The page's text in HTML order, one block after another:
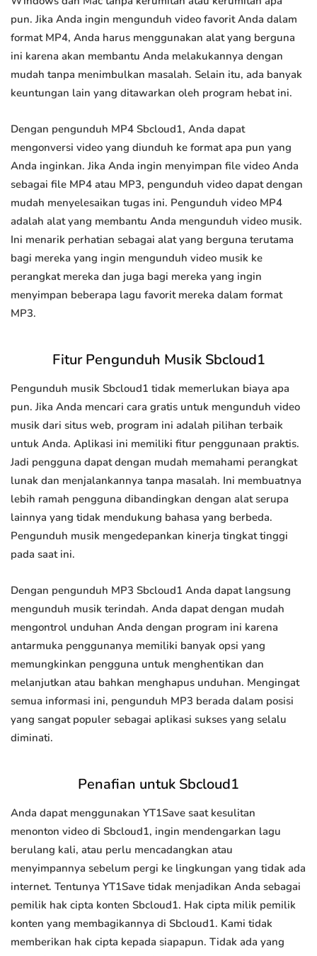
pun. Jika Anda ingin mengunduh video favorit Anda dalam
format MP4, Anda harus menggunakan alat yang berguna
ini karena akan membantu Anda melakukannya dengan
mudah tanpa menimbulkan masalah. Selain itu, ada banyak
keuntungan lain yang ditawarkan oleh program hebat ini.
Dengan pengunduh MP4 Sbcloud1, Anda dapat
mengonversi video yang diunduh ke format apa pun yang
Anda inginkan. Jika Anda ingin menyimpan file video Anda
sebagai file MP4 atau MP3, pengunduh video dapat dengan
mudah menyelesaikan tugas ini. Pengunduh video MP4
adalah alat yang membantu Anda mengunduh video musik.
Ini menarik perhatian sebagai alat yang berguna terutama
bagi mereka yang ingin mengunduh video musik ke
perangkat mereka dan juga bagi mereka yang ingin
menyimpan beberapa lagu favorit mereka dalam format
MP3.
Fitur Pengunduh Musik Sbcloud1
Pengunduh musik Sbcloud1 tidak memerlukan biaya apa
pun. Jika Anda mencari cara gratis untuk mengunduh video
musik dari situs web, program ini adalah pilihan terbaik
untuk Anda. Aplikasi ini memiliki fitur penggunaan praktis.
Jadi pengguna dapat dengan mudah memahami perangkat
lunak dan menjalankannya tanpa masalah. Ini membuatnya
lebih ramah pengguna dibandingkan dengan alat serupa
lainnya yang tidak mendukung bahasa yang berbeda.
Pengunduh musik mengedepankan kinerja tingkat tinggi
pada saat ini.
Dengan pengunduh MP3 Sbcloud1 Anda dapat langsung
mengunduh musik terindah. Anda dapat dengan mudah
mengontrol unduhan Anda dengan program ini karena
antarmuka penggunanya memiliki banyak opsi yang
memungkinkan pengguna untuk menghentikan dan
melanjutkan atau bahkan menghapus unduhan. Mengingat
semua informasi ini, pengunduh MP3 berada dalam posisi
yang sangat populer sebagai aplikasi sukses yang selalu
diminati.
Penafian untuk Sbcloud1
Anda dapat menggunakan YT1Save saat kesulitan
menonton video di Sbcloud1, ingin mendengarkan lagu
berulang kali, atau perlu mencadangkan atau
menyimpannya sebelum pergi ke lingkungan yang tidak ada
internet. Tentunya YT1Save tidak menjadikan Anda sebagai
pemilik hak cipta konten Sbcloud1. Hak cipta milik pemilik
konten yang membagikannya di Sbcloud1. Kami tidak
memberikan hak cipta kepada siapapun. Tidak ada yang